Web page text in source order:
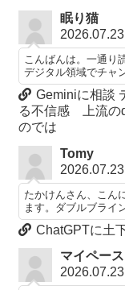
眠り猫
こんばんは。一通り
デジタル領域でチャ
Geminiに相談
る不信感 上流の
のでは
Tomy
たかけんさん、こん
ます。ダブルブライ
ChatGPTに土
マイペース